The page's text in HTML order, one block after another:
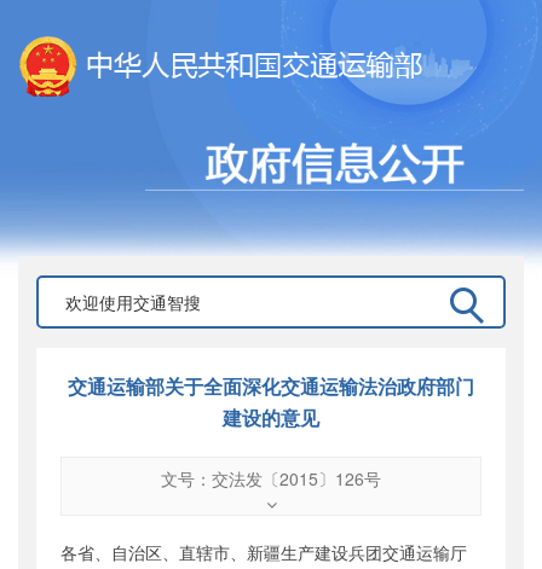
交通运输部关于全面深化交通运输法治政府部门
建设的意见
文号：交法发〔2015〕126号
交法发〔2015〕126号
各省、自治区、直辖市、新疆生产建设兵团交通运输厅